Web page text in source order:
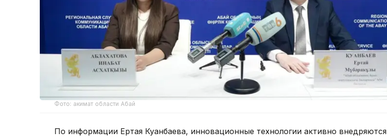
Фото: акимат области Абай
По информации Ертая Куанбаева, инновационные технологии активно внедряются